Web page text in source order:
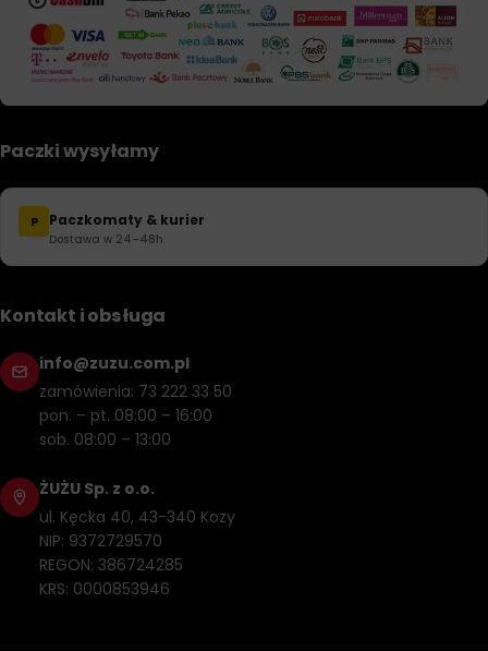
Paczki wysyłamy
P Paczkomaty & kurier
Dostawa w 24–48h
Kontakt i obsługa
info@zuzu.com.pl
zamówienia: 73 222 33 50
pon. – pt. 08:00 – 16:00
sob. 08:00 – 13:00
ŻUŻU Sp. z o.o.
ul. Kęcka 40, 43-340 Kozy
NIP: 9372729570
REGON: 386724285
KRS: 0000853946